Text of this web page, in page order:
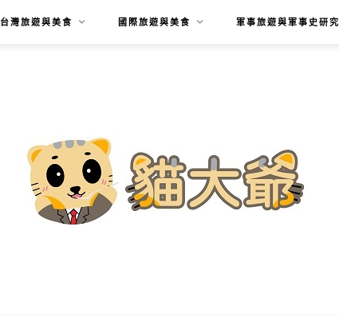
台灣旅遊與美食 國際旅遊與美食 軍事旅遊與軍事史研究